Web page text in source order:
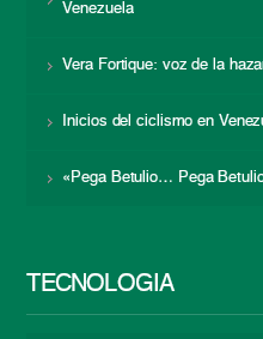
Venezuela
Vera Fortique: voz de la
Inicios del ciclismo en
«Pega Betulio… Pega
TECNOLOGÍA